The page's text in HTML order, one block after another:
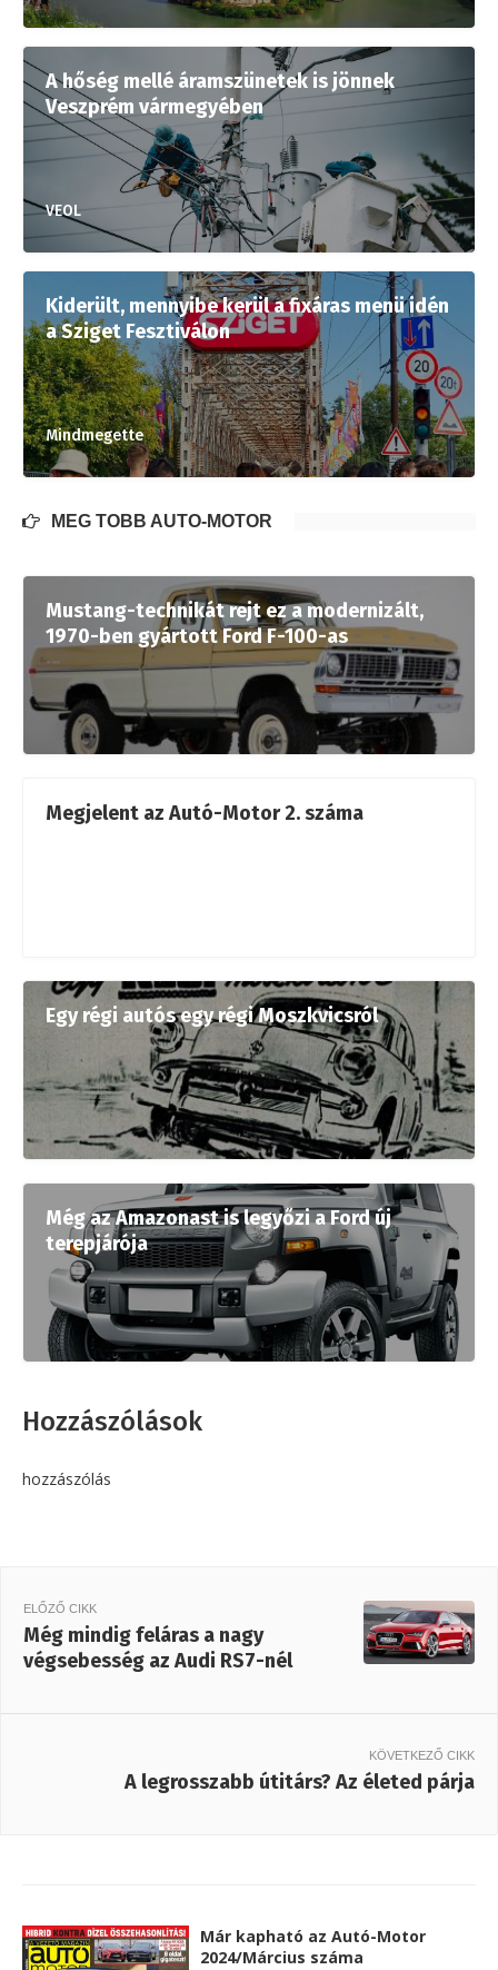
A hőség mellé áramszünetek is jönnek
Veszprém vármegyében
VEOL
Kiderült, mennyibe kerül a fixáras menü idén
a Sziget Fesztiválon
Mindmegette
MÉG TÖBB AUTÓ-MOTOR
Mustang-technikát rejt ez a modernizált,
1970-ben gyártott Ford F-100-as
Megjelent az Autó-Motor 2. száma
Egy régi autós egy régi Moszkvicsról
Még az Amazonast is legyőzi a Ford új
terepjárója
Hozzászólások
hozzászólás
ELŐZŐ CIKK
Még mindig feláras a nagy
végsebesség az Audi RS7-nél
KÖVETKEZŐ CIKK
A legrosszabb útitárs? Az életed párja
Már kapható az Autó-Motor
2024/Március száma